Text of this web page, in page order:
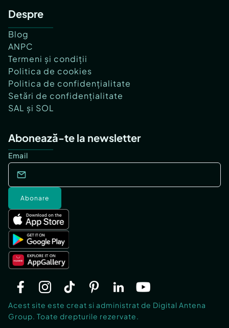
Despre
Blog
ANPC
Termeni și condiții
Politica de cookies
Politica de confidențialitate
Setări de confidențialitate
SAL și SOL
Abonează-te la newsletter
Email
Abonare
Acest site este creat si administrat de Digital Antena
Group. Toate drepturile rezervate.